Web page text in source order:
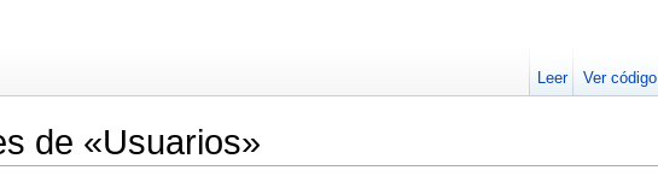
de «Usuarios»
Leer Ver código